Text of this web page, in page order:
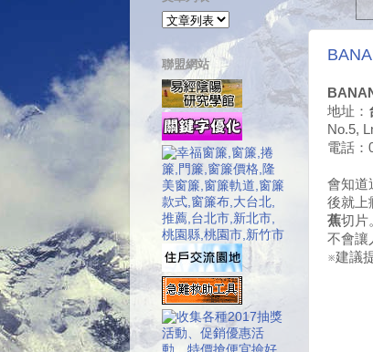
地址：
No.5,
電話：
會知道
後就上
蕉切片
不會讓
※建議
聯盟網站